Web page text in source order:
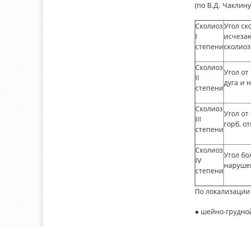
(по В.Д.
Сколиоз
I
степени
Угол
Сколиоз
II
степени
Угол
дуга и
Сколиоз
III
степени
Угол
горб,
Сколиоз
IV
степени
Угол
По
● шейно-